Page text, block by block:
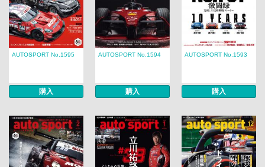
AUTOSPORT No.1595
購入
AUTOSPORT No.1594
購入
AUTOSPORT No.1593
購入